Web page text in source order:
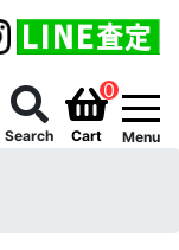
Search
0
Cart Menu